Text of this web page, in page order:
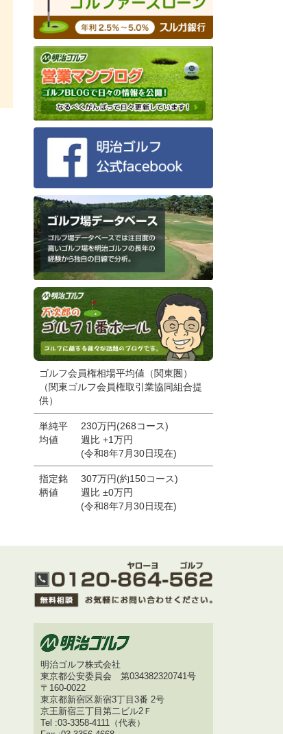
ゴルフ会員権相場平均値（関東圏）
（関東ゴルフ会員権取引業協同組合提
供）
単純平
均値
230万円(268コース)
週比 +1万円
(令和8年7月30日現在)
指定銘
柄値
307万円(約150コース)
週比 ±0万円
(令和8年7月30日現在)
明治ゴルフ株式会社
東京都公安委員会 第034382320741号
〒160-0022
東京都新宿区新宿3丁目3番 2号
京王新宿三丁目第二ビル2Ｆ
Tel :03-3358-4111（代表）